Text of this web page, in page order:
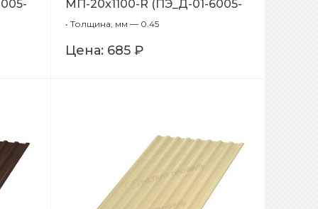
МП-20x1100-R (ПЭ_Д-01-6005-
0,45)
• Толщина, мм — 0.45
Цена: 685 ₽